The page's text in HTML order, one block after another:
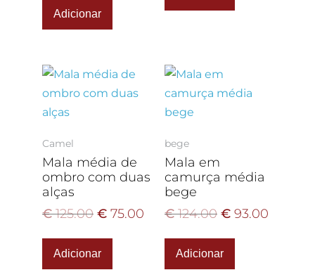
Adicionar
Camel
Mala média de
ombro com duas
alças
€125.00 € 75.00
Adicionar
bege
Mala em
camurça média
bege
€124.00 € 93.00
Adicionar